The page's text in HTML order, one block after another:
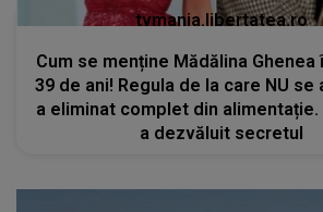
tvmania.libertatea.ro
Cum se menține Mădălina Ghenea
39 de ani! Regula de la care NU se
a eliminat complet din alimentație.
a dezvăluit secretul